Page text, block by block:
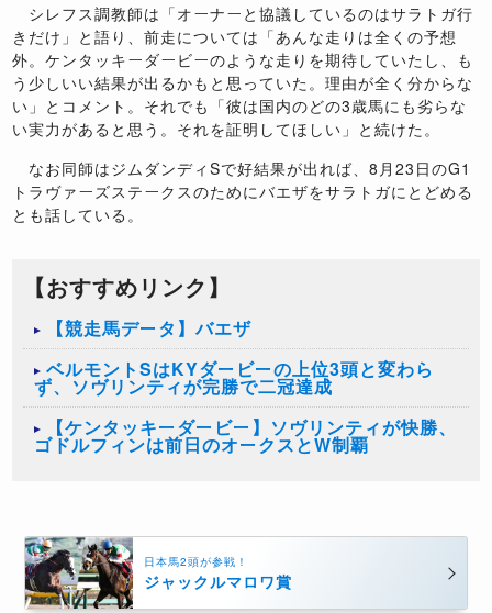
シレフス調教師は「オーナーと協議しているのはサラトガ行
きだけ」と語り、前走については「あんな走りは全くの予想
外。ケンタッキーダービーのような走りを期待していたし、も
う少しいい結果が出るかもと思っていた。理由が全く分からな
い」とコメント。それでも「彼は国内のどの3歳馬にも劣らな
い実力があると思う。それを証明してほしい」と続けた。
なお同師はジムダンディSで好結果が出れば、8月23日のG1
トラヴァーズステークスのためにバエザをサラトガにとどめる
とも話している。
【おすすめリンク】
【競走馬データ】バエザ
ベルモントSはKYダービーの上位3頭と変わら
ず、ソヴリンティが完勝で二冠達成
【ケンタッキーダービー】ソヴリンティが快勝、
ゴドルフィンは前日のオークスとW制覇
日本馬2頭が参戦！
ジャックルマロワ賞